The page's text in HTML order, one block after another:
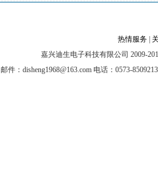
热情服务
嘉兴迪生电子科技有限公司 2009-
邮件：disheng1968@163.com 电话：0573-